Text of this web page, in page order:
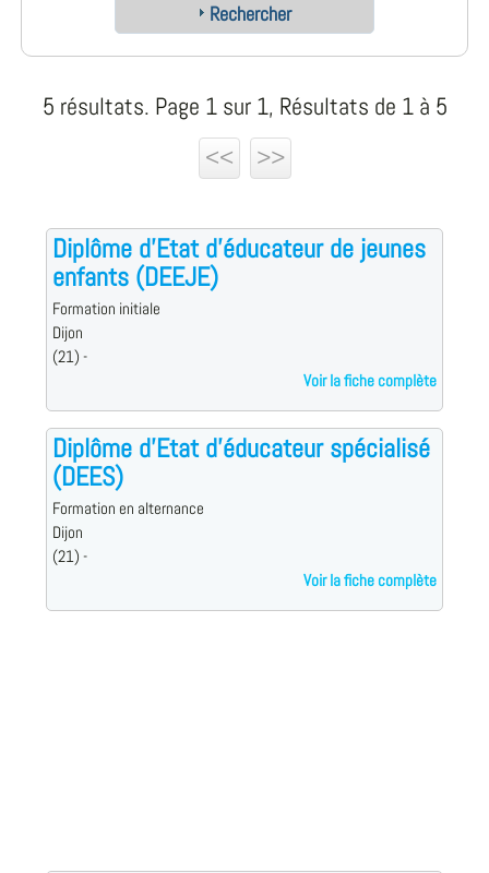
Rechercher
5 résultats. Page 1 sur 1, Résultats de 1 à 5
<<
>>
Diplôme d'Etat d'éducateur de jeunes
enfants (DEEJE)
Formation initiale
Dijon
(21) -
Voir la fiche complète
Diplôme d'Etat d'éducateur spécialisé
(DEES)
Formation en alternance
Dijon
(21) -
Voir la fiche complète